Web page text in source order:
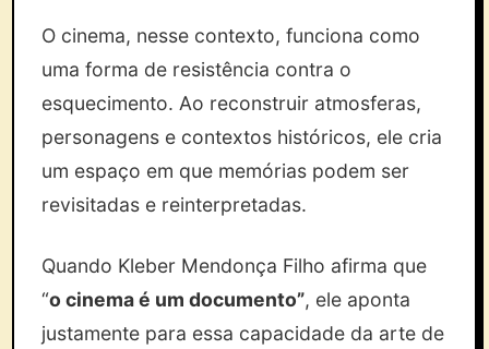
O cinema, nesse contexto, funciona como
uma forma de resistência contra o
esquecimento. Ao reconstruir atmosferas,
personagens e contextos históricos, ele cria
um espaço em que memórias podem ser
revisitadas e reinterpretadas.
Quando Kleber Mendonça Filho afirma que
“o cinema é um documento”, ele aponta
justamente para essa capacidade da arte de